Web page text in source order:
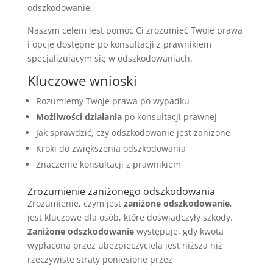
odszkodowanie.
Naszym celem jest pomóc Ci zrozumieć Twoje prawa
i opcje dostępne po konsultacji z prawnikiem
specjalizującym się w odszkodowaniach.
Kluczowe wnioski
Rozumiemy Twoje prawa po wypadku
Możliwości działaniapo konsultacji prawnej
Jak sprawdzić, czy odszkodowanie jest zaniżone
Kroki do zwiększenia odszkodowania
Znaczenie konsultacji z prawnikiem
Zrozumienie zaniżonego odszkodowania
Zrozumienie, czym jest zaniżone odszkodowanie,
jest kluczowe dla osób, które doświadczyły szkody.
Zaniżone odszkodowaniewystępuje, gdy kwota
wypłacona przez ubezpieczyciela jest niższa niż
rzeczywiste straty poniesione przez